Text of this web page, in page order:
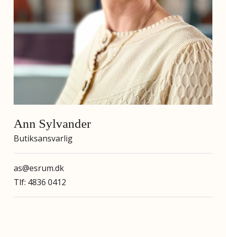
Ann Sylvander
Butiksansvarlig
as@esrum.dk
Tlf: 4836 0412